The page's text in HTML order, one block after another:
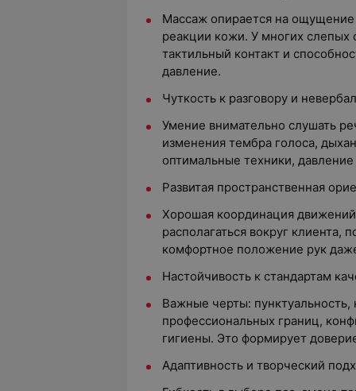
Массаж опирается на
реакции кожи. У многих слепых
тактильный контакт и
давление.
Чуткость к разговору и
Умение внимательно слушать
изменения тембра голоса,
оптимальные техники,
Развитая пространственная
Хорошая координация
располагаться вокруг клиента,
комфортное положение рук
Настойчивость к стандартам
Важные черты:
профессиональных границ,
гигиены. Это формирует
Адаптивность и творческий